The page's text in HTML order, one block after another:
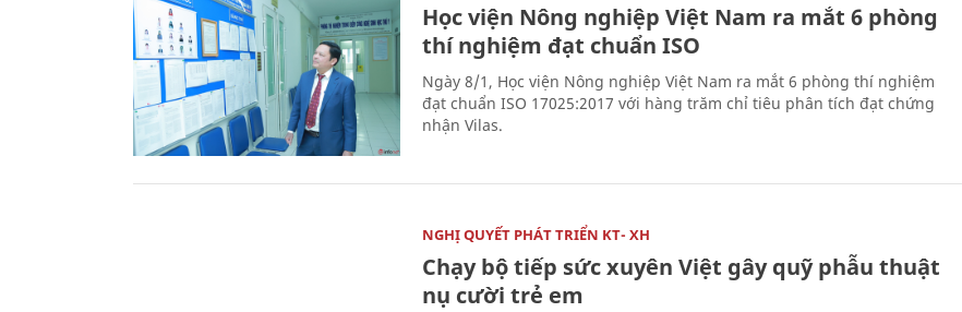
Học viện Nông nghiệp Việt Nam ra mắt 6 phòng
thí nghiệm đạt chuẩn ISO
Ngày 8/1, Học viện Nông nghiệp Việt Nam ra mắt 6 phòng thí nghiệm
đạt chuẩn ISO 17025:2017 với hàng trăm chỉ tiêu phân tích đạt chứng
nhận Vilas.
NGHỊ QUYẾT PHÁT TRIỂN KT- XH
Chạy bộ tiếp sức xuyên Việt gây quỹ phẫu thuật
nụ cười trẻ em